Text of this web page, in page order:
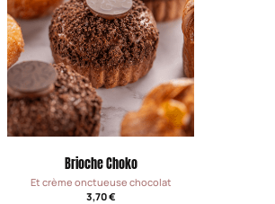
Brioche Choko
Et crème onctueuse chocolat
3,70 €